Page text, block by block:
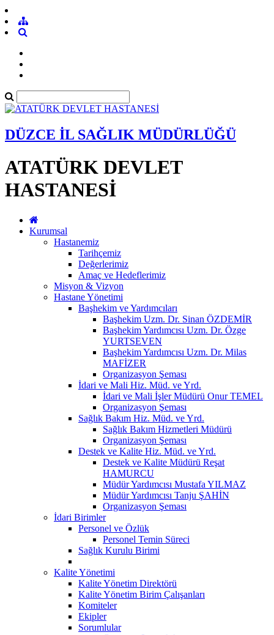
DÜZCE İL SAĞLIK MÜDÜRLÜĞÜ
ATATÜRK DEVLET
HASTANESİ
Kurumsal
Hastanemiz
Tarihçemiz
Değerlerimiz
Amaç ve Hedeflerimiz
Misyon & Vizyon
Hastane Yönetimi
Başhekim ve Yardımcıları
Başhekim Uzm. Dr. Sinan ÖZDEMİR
Başhekim Yardımcısı Uzm. Dr. Özge
YURTSEVEN
Başhekim Yardımcısı Uzm. Dr. Milas
MAFİZER
Organizasyon Şeması
İdari ve Mali Hiz. Müd. ve Yrd.
İdari ve Mali İşler Müdürü Onur TEMEL
Organizasyon Şeması
Sağlık Bakım Hiz. Müd. ve Yrd.
Sağlık Bakım Hizmetleri Müdürü
Organizasyon Şeması
Destek ve Kalite Hiz. Müd. ve Yrd.
Destek ve Kalite Müdürü Reşat
HAMURCU
Müdür Yardımcısı Mustafa YILMAZ
Müdür Yardımcısı Tanju ŞAHİN
Organizasyon Şeması
İdari Birimler
Personel ve Özlük
Personel Temin Süreci
Sağlık Kurulu Birimi
Kalite Yönetimi
Kalite Yönetim Direktörü
Kalite Yönetim Birim Çalışanları
Komiteler
Ekipler
Sorumlular